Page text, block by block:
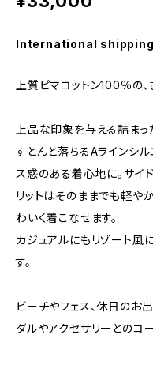
International
上質ピマコットン100％の
上品な印象を与える詰まっ
すとんと落ちるAラインシル
ス感のある着心地に。サイ
リットはそのままでも軽や
わいく着こなせます。
カジュアルにもリゾート風
す。
ビーチやフェス、休日のお
ダルやアクセサリーとのコ